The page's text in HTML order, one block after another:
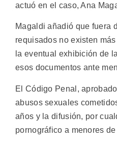
actuó en el caso, Ana
Magaldi añadió que fuera
requisados no existen
la eventual exhibición de
esos documentos ante
El Código Penal,
abusos sexuales
años y la difusión, por
pornográfico a menores